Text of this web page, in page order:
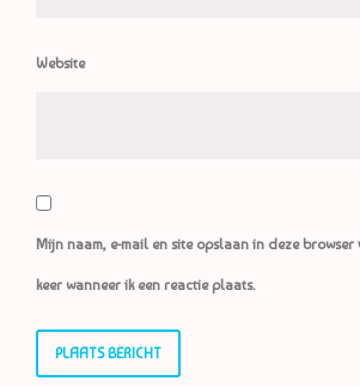
Website
Mijn naam, e-mail en site opslaan in deze
keer wanneer ik een reactie plaats.